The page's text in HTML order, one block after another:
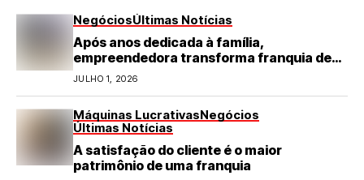
NegóciosÚltimas Notícias
Após anos dedicada à família,
empreendedora transforma franquia de
turismo em negócio de destaque no RN
JULHO 1, 2026
Máquinas LucrativasNegócios
Últimas Notícias
A satisfação do cliente é o maior
patrimônio de uma franquia